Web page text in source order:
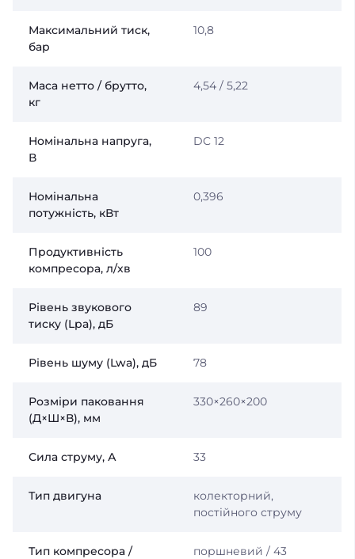
Максимальний тиск,
бар
10,8
Маса нетто / брутто,
кг
4,54 / 5,22
Номінальна напруга,
В
DC 12
Номінальна
потужність, кВт
0,396
Продуктивність
компресора, л/хв
100
Рівень звукового
тиску (Lpa), дБ
89
Рівень шуму (Lwa), дБ 78
Розміри паковання
(Д×Ш×В), мм
330×260×200
Сила струму, А 33
Тип двигуна
колекторний,
постійного струму
Тип компресора / поршневий / 43